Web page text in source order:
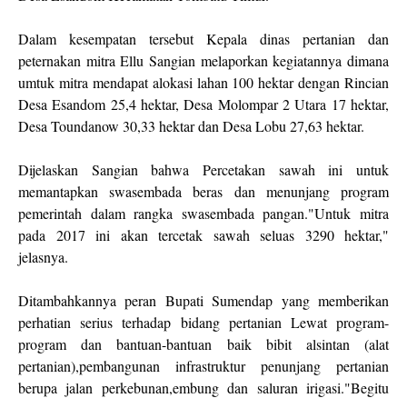
Dalam kesempatan tersebut Kepala dinas pertanian dan
peternakan mitra Ellu Sangian melaporkan kegiatannya dimana
umtuk mitra mendapat alokasi lahan 100 hektar dengan Rincian
Desa Esandom 25,4 hektar, Desa Molompar 2 Utara 17 hektar,
Desa Toundanow 30,33 hektar dan Desa Lobu 27,63 hektar.
Dijelaskan Sangian bahwa Percetakan sawah ini untuk
memantapkan swasembada beras dan menunjang program
pemerintah dalam rangka swasembada pangan."Untuk mitra
pada 2017 ini akan tercetak sawah seluas 3290 hektar,"
jelasnya.
Ditambahkannya peran Bupati Sumendap yang memberikan
perhatian serius terhadap bidang pertanian Lewat program-
program dan bantuan-bantuan baik bibit alsintan (alat
pertanian),pembangunan infrastruktur penunjang pertanian
berupa jalan perkebunan,embung dan saluran irigasi."Begitu